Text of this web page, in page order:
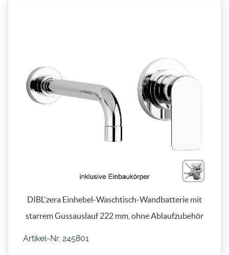
DIBL'zera Einhebel-Waschtisch-Wandbatterie mit
starrem Gussauslauf 222 mm, ohne Ablaufzubehör
Artikel-Nr. 245801